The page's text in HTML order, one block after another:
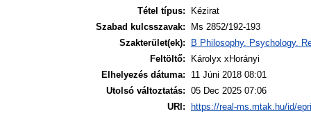
Tétel típus:
Kézirat
Szabad kulcsszavak:
Ms 2852/192-193
Szakterület(ek):
B Philosophy. Psychology.
Feltöltő:
Károlyx xHorányi
Elhelyezés dátuma:
11 Júni 2018 08:01
Utolsó változtatás: 05 Dec 2025 07:06
URI:
https://real-ms.mtak.hu/id/